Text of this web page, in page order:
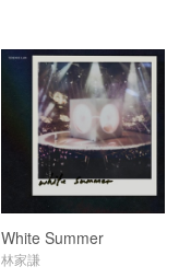
White Summer
林家謙